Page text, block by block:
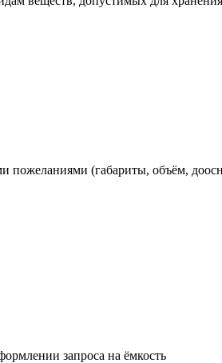
пожеланиями (габариты, объём,
запроса на ёмкость